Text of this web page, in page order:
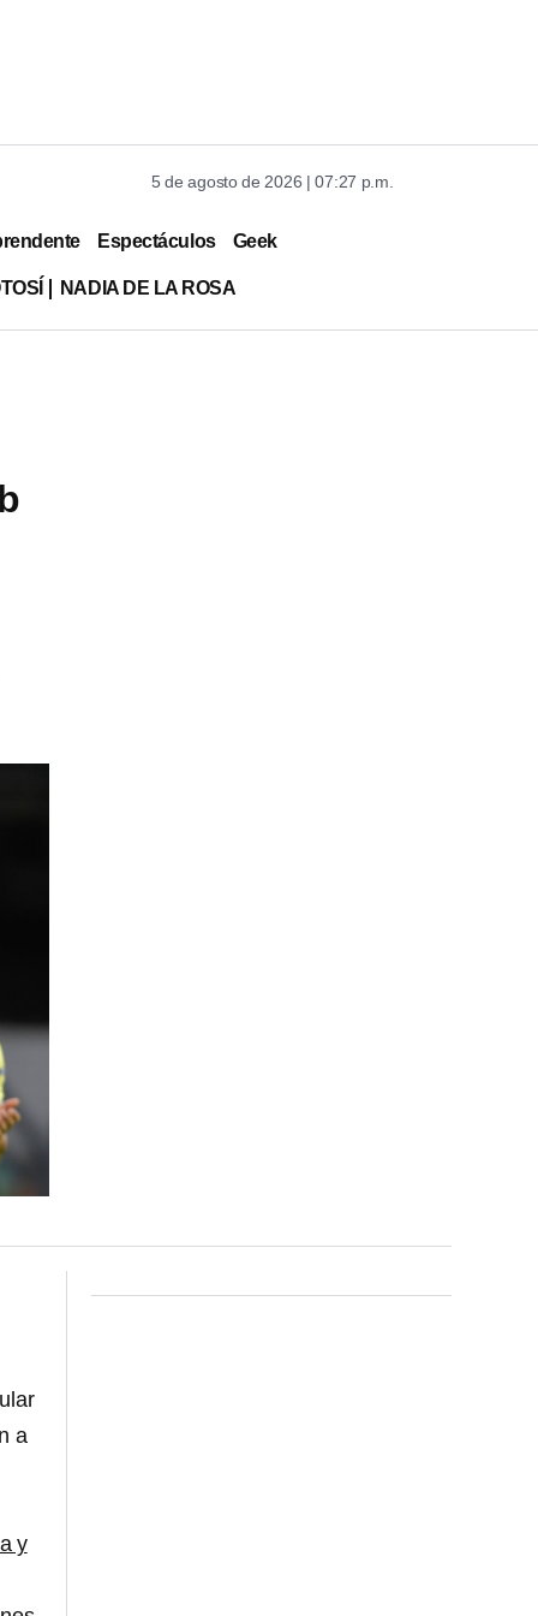
5 de agosto de 2026 | 07:27 p.m.
Espectáculos Geek
NADIA DE LA ROSA
a
y